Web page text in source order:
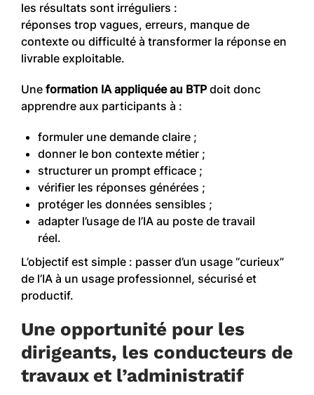
les résultats sont irréguliers :
réponses trop vagues, erreurs, manque de
contexte ou difficulté à transformer la réponse en
livrable exploitable.
Une formation IA appliquée au BTP doit donc
apprendre aux participants à :
formuler une demande claire ;
donner le bon contexte métier ;
structurer un prompt efficace ;
vérifier les réponses générées ;
protéger les données sensibles ;
adapter l’usage de l’IA au poste de travail
réel.
L’objectif est simple : passer d’un usage “curieux”
de l’IA à un usage professionnel, sécurisé et
productif.
Une opportunité pour les
dirigeants, les conducteurs de
travaux et l’administratif